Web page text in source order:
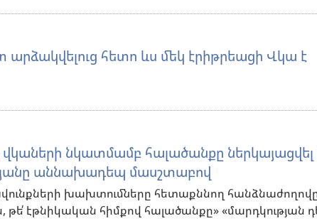
հետո ևս մեկ էրիթրեացի Վկա է
վկաների նկատմամբ հալածանքը ներկայացվել
աննախադեպ մասշտաբով
խախտումները հետաքննող
թե՛ էթնիկական հիմքով հալածանքը» «մարդկության